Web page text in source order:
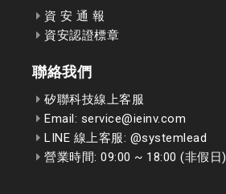
資 安 通 報
資安認證標章
聯絡我們
矽聯科技線上客服
Email: service@ieinv.com
LINE 線上客服: @systemlead
營業時間: 09:00 ~ 18:00 (非假日)